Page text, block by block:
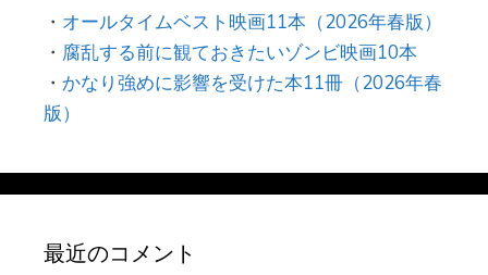
・ オールタイムベスト映画11本（2026年春版）
・ 腐乱する前に観ておきたいゾンビ映画10本
・ かなり強めに影響を受けた本11冊（2026年春
版）
最近のコメント